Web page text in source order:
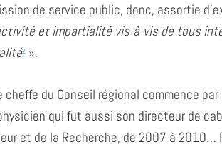
de service public, donc, assortie
et impartialité vis-à-vis de tous
2 ».
du Conseil régional commence
qui fut aussi son directeur de
et de la Recherche, de 2007 à 2010…